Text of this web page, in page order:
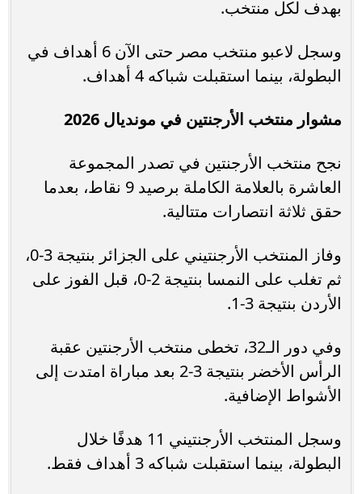
بهدف لكل منتخب.
وسجل لاعبو منتخب مصر حتى الآن 6 أهداف في
البطولة، بينما استقبلت شباكه 4 أهداف.
مشوار منتخب الأرجنتين في مونديال 2026
نجح منتخب الأرجنتين في تصدر المجموعة
العاشرة بالعلامة الكاملة برصيد 9 نقاط، بعدما
حقق ثلاثة انتصارات متتالية.
وفاز المنتخب الأرجنتيني على الجزائر بنتيجة 3-0،
ثم تغلب على النمسا بنتيجة 2-0، قبل الفوز على
الأردن بنتيجة 3-1.
وفي دور الـ32، تخطى منتخب الأرجنتين عقبة
الرأس الأخضر بنتيجة 3-2 بعد مباراة امتدت إلى
الأشواط الإضافية.
وسجل المنتخب الأرجنتيني 11 هدفًا خلال
البطولة، بينما استقبلت شباكه 3 أهداف فقط.